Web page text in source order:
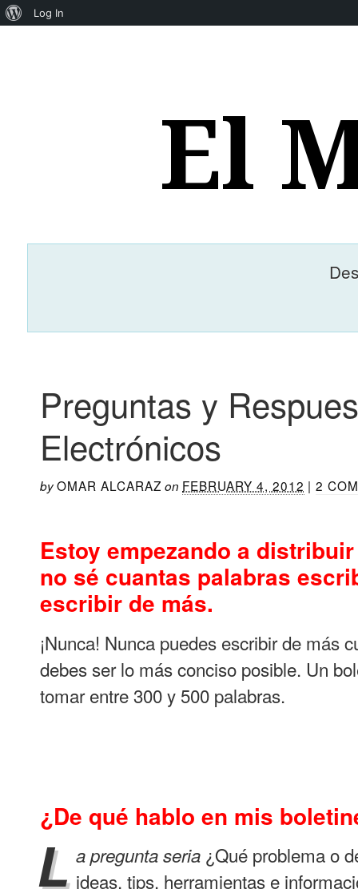
El
Preguntas y
Electrónicos
byOMAR ALCARAZ on FEBRUARY 4, 2012 |2
Estoy empezando a
no sé cuantas palabras
escribir de más.
¡Nunca! Nunca puedes escribir de más
debes ser lo más conciso posible. Un
tomar entre 300 y 500 palabras.
¿De qué hablo en mis
L a pregunta seria¿Qué problema o
ideas, tips, herramientas e
About
Log In